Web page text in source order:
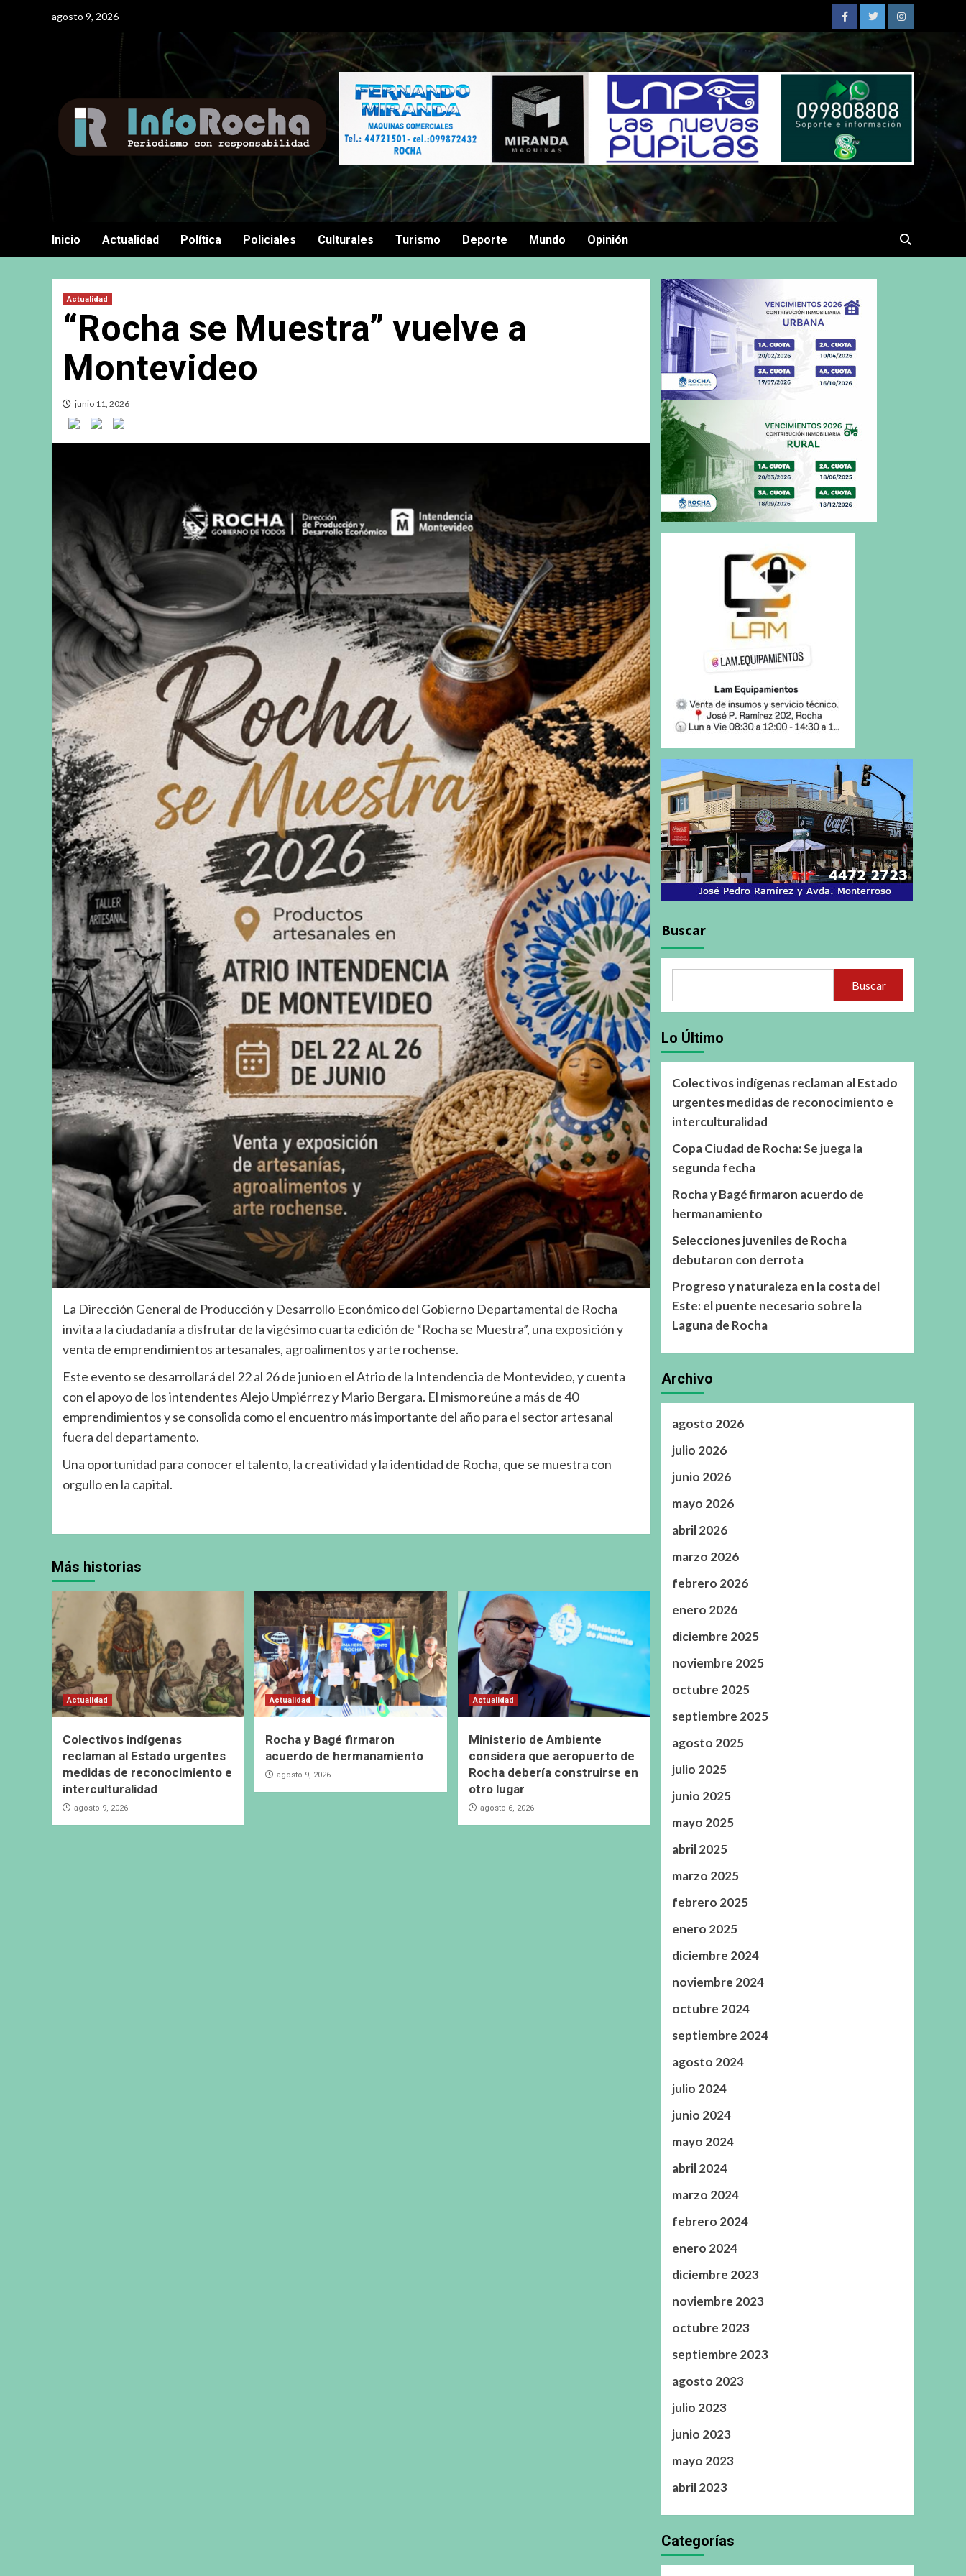
agosto 9, 2026
FacebookTwitterInstagram
Inicio Actualidad Política Policiales Culturales Turismo Deporte Mundo Opinión
Actualidad
“Rocha se Muestra” vuelve a
Montevideo
junio 11, 2026
La Dirección General de Producción y Desarrollo Económico del Gobierno Departamental de Rocha
invita a la ciudadanía a disfrutar de la vigésimo cuarta edición de “Rocha se Muestra”, una exposición y
venta de emprendimientos artesanales, agroalimentos y arte rochense.
Este evento se desarrollará del 22 al 26 de junio en el Atrio de la Intendencia de Montevideo, y cuenta
con el apoyo de los intendentes Alejo Umpiérrez y Mario Bergara. El mismo reúne a más de 40
emprendimientos y se consolida como el encuentro más importante del año para el sector artesanal
fuera del departamento.
Una oportunidad para conocer el talento, la creatividad y la identidad de Rocha, que se muestra con
orgullo en la capital.
Más historias
Actualidad
Colectivos indígenas
reclaman al Estado urgentes
medidas de reconocimiento e
interculturalidad
agosto 9, 2026
Actualidad
Rocha y Bagé firmaron
acuerdo de hermanamiento
agosto 9, 2026
Actualidad
Ministerio de Ambiente
considera que aeropuerto de
Rocha debería construirse en
otro lugar
agosto 6, 2026
Buscar
Buscar
Lo Último
Colectivos indígenas reclaman al Estado
urgentes medidas de reconocimiento e
interculturalidad
Copa Ciudad de Rocha: Se juega la
segunda fecha
Rocha y Bagé firmaron acuerdo de
hermanamiento
Selecciones juveniles de Rocha
debutaron con derrota
Progreso y naturaleza en la costa del
Este: el puente necesario sobre la
Laguna de Rocha
Archivo
agosto 2026
julio 2026
junio 2026
mayo 2026
abril 2026
marzo 2026
febrero 2026
enero 2026
diciembre 2025
noviembre 2025
octubre 2025
septiembre 2025
agosto 2025
julio 2025
junio 2025
mayo 2025
abril 2025
marzo 2025
febrero 2025
enero 2025
diciembre 2024
noviembre 2024
octubre 2024
septiembre 2024
agosto 2024
julio 2024
junio 2024
mayo 2024
abril 2024
marzo 2024
febrero 2024
enero 2024
diciembre 2023
noviembre 2023
octubre 2023
septiembre 2023
agosto 2023
julio 2023
junio 2023
mayo 2023
abril 2023
Categorías